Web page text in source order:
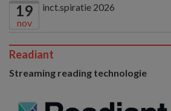
19
nov
inct.spiratie 2026
Readiant
Streaming reading technologie